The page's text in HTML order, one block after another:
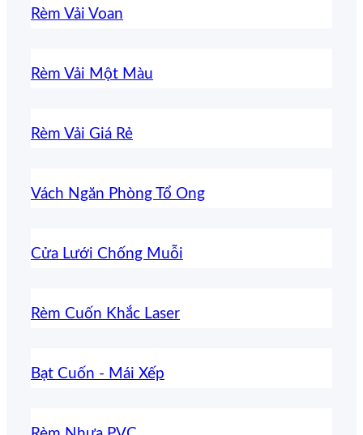
Rèm Vải Voan
Rèm Vải Một Màu
Rèm Vải Giá Rẻ
Vách Ngăn Phòng Tổ Ong
Cửa Lưới Chống Muỗi
Rèm Cuốn Khắc Laser
Bạt Cuốn - Mái Xếp